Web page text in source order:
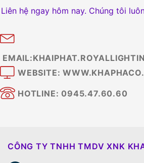
Liên hệ ngay hôm nay. Chúng tôi
WEBSITE:
HOTLINE: 0945.47.60.60
CÔNG TY TNHH TMDV XNK